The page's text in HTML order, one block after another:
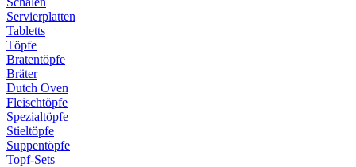
Servierplatten
Tabletts
Töpfe
Bratentöpfe
Bräter
Dutch Oven
Fleischtöpfe
Spezialtöpfe
Stieltöpfe
Suppentöpfe
Topf-Sets